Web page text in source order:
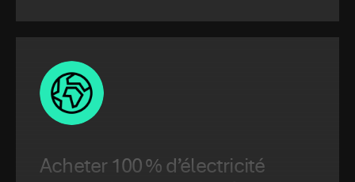
Acheter 100 % d’électricité